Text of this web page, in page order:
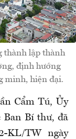
thành lập thành
định hướng
minh, hiện đại.
Cẩm Tú, Ủy
Bí thư, đã
KL/TW ngày